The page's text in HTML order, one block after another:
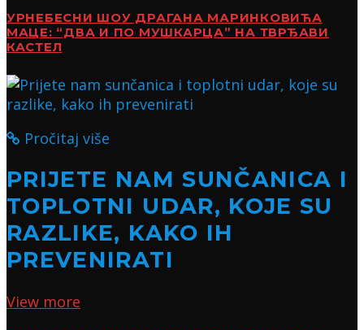
УРНЕБЕСНИ ШОУ ДРАГАНА МАРИНКОВИЋА
МАЦЕ: “ДВА И ПО МУШКАРЦА” НА ТВРЂАВИ
КАСТЕЛ
Pročitaj više
PRIJETE NAM SUNČANICA I
TOPLOTNI UDAR, KOJE SU
RAZLIKE, KAKO IH
PREVENIRATI
View more